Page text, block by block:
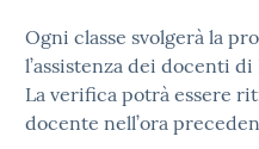
Ogni classe svolgerà la
l’assistenza dei docenti
La verifica potrà essere
docente nell’ora